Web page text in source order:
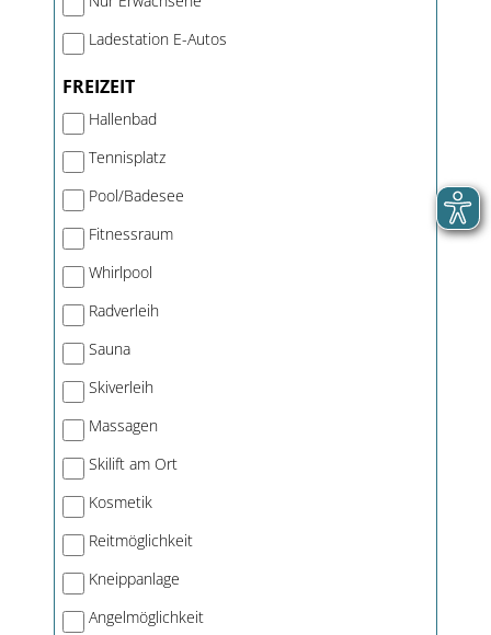
Ladestation E-Autos
FREIZEIT
Hallenbad
Tennisplatz
Pool/Badesee
Fitnessraum
Whirlpool
Radverleih
Sauna
Skiverleih
Massagen
Skilift am Ort
Kosmetik
Reitmöglichkeit
Kneippanlage
Angelmöglichkeit